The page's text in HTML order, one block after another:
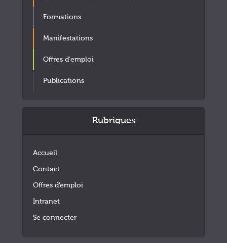
Formations
Manifestations
Offres d'emploi
Publications
Rubriques
Accueil
Contact
Offres d’emploi
Intranet
Se connecter